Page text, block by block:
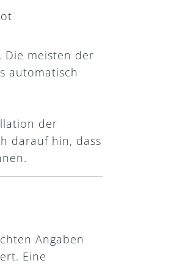
Die meisten der
automatisch
der
darauf hin, dass
Angaben
Eine